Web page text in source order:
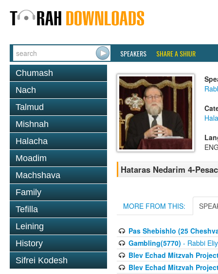
SPEAKERS SHARE A SHIUR
Chumash
Nach
Talmud
Mishnah
Halacha
Moadim
Machshava
Family
Tefilla
Leining
History
Sifrei Kodesh
Hataras Nedarim 4-
MORE FROM THIS:
Pas Shebishlo (25
Gambling(5770) - Rabbi
Blev Echad Mitzvah
Blev Echad Mitzvah